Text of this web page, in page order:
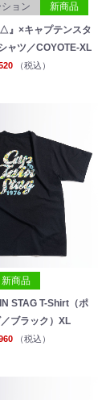
ョン 新商品
△』×キャプテンスタ
ャツ／COYOTE-XL
（税込）
新商品
STAG T-Shirt（ポ
ブラック）XL
（税込）
む